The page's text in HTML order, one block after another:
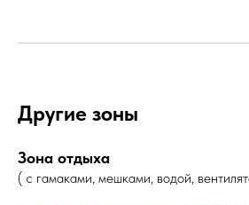
Другие зоны
Зона отдыха
( с гамаками, мешками, водой,